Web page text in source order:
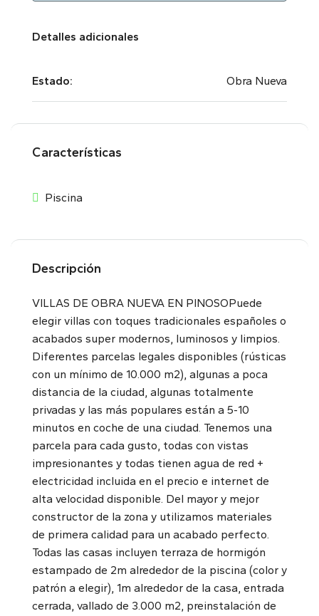
Detalles adicionales
Estado: Obra Nueva
Características
Piscina
Descripción
VILLAS DE OBRA NUEVA EN PINOSOPuede
elegir villas con toques tradicionales españoles o
acabados super modernos, luminosos y limpios.
Diferentes parcelas legales disponibles (rústicas
con un mínimo de 10.000 m2), algunas a poca
distancia de la ciudad, algunas totalmente
privadas y las más populares están a 5-10
minutos en coche de una ciudad. Tenemos una
parcela para cada gusto, todas con vistas
impresionantes y todas tienen agua de red +
electricidad incluida en el precio e internet de
alta velocidad disponible. Del mayor y mejor
constructor de la zona y utilizamos materiales
de primera calidad para un acabado perfecto.
Todas las casas incluyen terraza de hormigón
estampado de 2m alrededor de la piscina (color y
patrón a elegir), 1m alrededor de la casa, entrada
cerrada, vallado de 3.000 m2, preinstalación de